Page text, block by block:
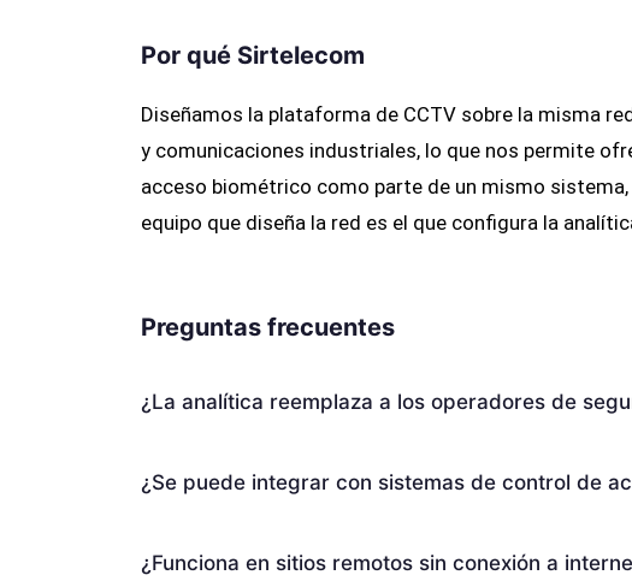
Por qué Sirtelecom
Diseñamos la plataforma de CCTV sobre la misma
y comunicaciones industriales, lo que nos permite
acceso biométrico como parte de un mismo
equipo que diseña la red es el que configura la
Preguntas frecuentes
¿La analítica reemplaza a los operadores de
¿Se puede integrar con sistemas de control de
¿Funciona en sitios remotos sin conexión a